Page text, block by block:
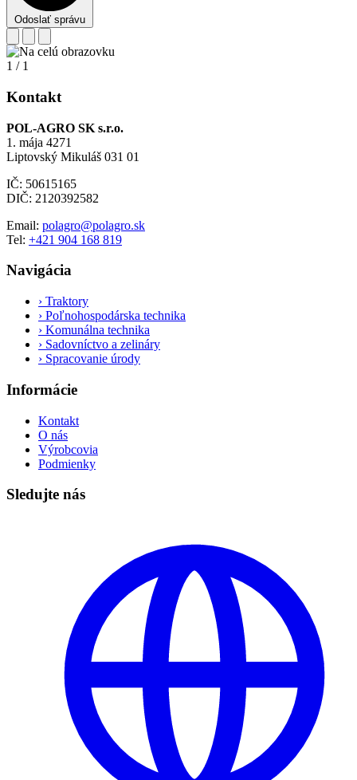
Odoslať správu
1 / 1
Kontakt
POL-AGRO SK s.r.o.
1. mája 4271
Liptovský Mikuláš 031 01
IČ: 50615165
DIČ: 2120392582
Email: polagro@polagro.sk
Tel: +421 904 168 819
Navigácia
› Traktory
› Poľnohospodárska technika
› Komunálna technika
› Sadovníctvo a zelináry
› Spracovanie úrody
Informácie
Kontakt
O nás
Výrobcovia
Podmienky
Sledujte nás